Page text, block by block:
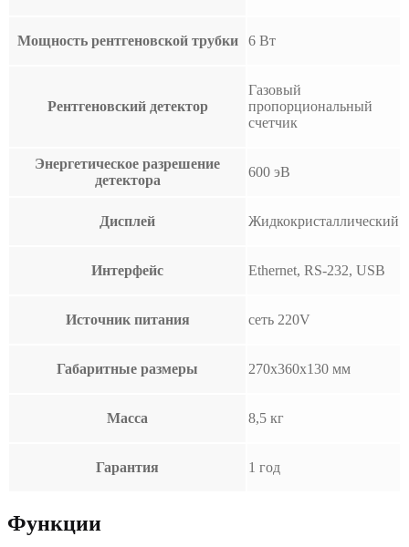
Мощность рентгеновской трубки 6 Вт
Рентгеновский детектор
Газовый
пропорциональный
счетчик
Энергетическое разрешение
детектора
600 эВ
Дисплей Жидкокристаллический
Интерфейс Ethernet, RS-232, USB
Источник питания сеть 220V
Габаритные размеры 270х360х130 мм
Масса 8,5 кг
Гарантия 1 год
Функции